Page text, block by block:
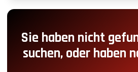
Parkplatz
Boxengassen-Zugang
Sie haben nicht
suchen, oder haben